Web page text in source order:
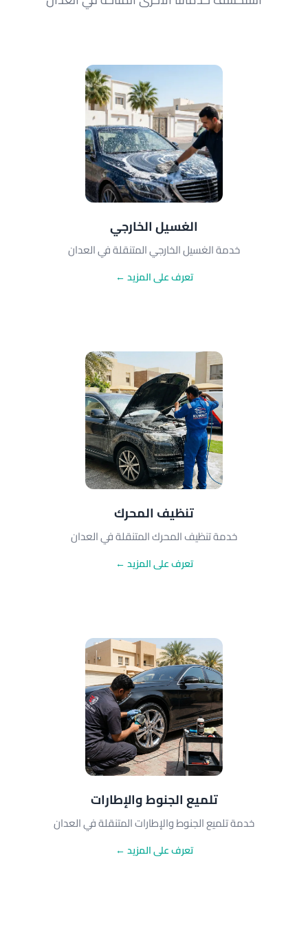
الغسيل الخارجي
خدمة الغسيل الخارجي المتنقلة في العدان
تعرف على المزيد ←
تنظيف المحرك
خدمة تنظيف المحرك المتنقلة في العدان
تعرف على المزيد ←
تلميع الجنوط والإطارات
خدمة تلميع الجنوط والإطارات المتنقلة في العدان
تعرف على المزيد ←